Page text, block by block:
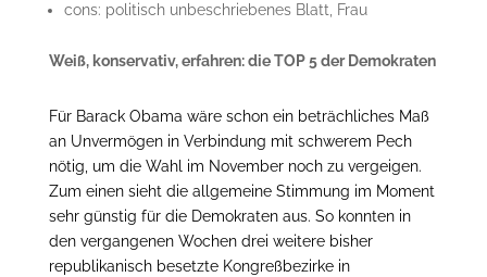
cons: politisch unbeschriebenes Blatt, Frau
Weiß, konservativ, erfahren: die TOP 5 der Demokraten
Für Barack Obama wäre schon ein beträchliches Maß
an Unvermögen in Verbindung mit schwerem Pech
nötig, um die Wahl im November noch zu vergeigen.
Zum einen sieht die allgemeine Stimmung im Moment
sehr günstig für die Demokraten aus. So konnten in
den vergangenen Wochen drei weitere bisher
republikanisch besetzte Kongreßbezirke in